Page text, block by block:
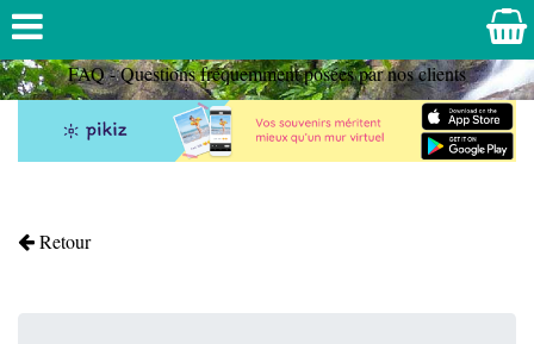
FAQ - Questions fréquemment posées par nos clients
Retour